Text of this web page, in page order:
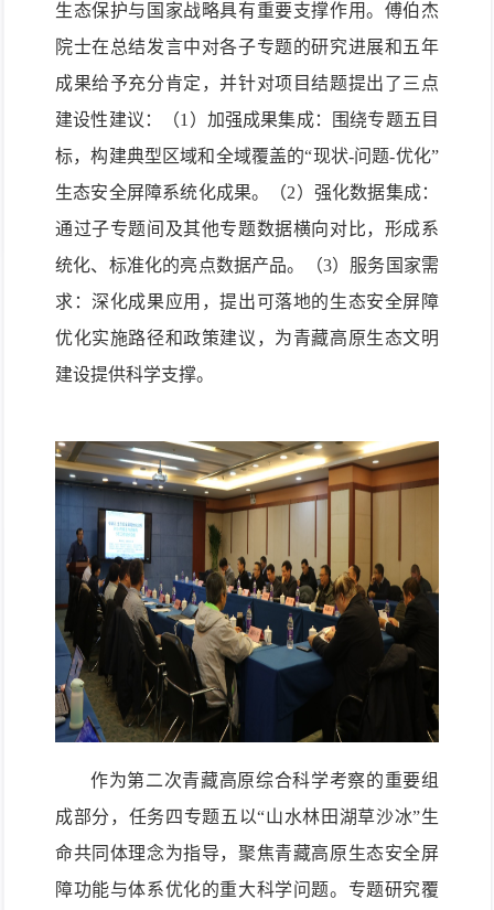
生态保护与国家战略具有重要支撑作用。傅伯杰
院士在总结发言中对各子专题的研究进展和五年
成果给予充分肯定，并针对项目结题提出了三点
建设性建议：（1）加强成果集成：围绕专题五目
标，构建典型区域和全域覆盖的“现状-问题-优化”
生态安全屏障系统化成果。
（2）强化数据集成：
通过子专题间及其他专题数据横向对比，形成系
统化、标准化的亮点数据产品。（3）服务国家需
求：深化成果应用，提出可落地的生态安全屏障
优化实施路径和政策建议，为青藏高原生态文明
建设提供科学支撑。
作为第二次青藏高原综合科学考察的重要组
成部分，任务四专题五以“山水林田湖草沙冰”生
命共同体理念为指导，聚焦青藏高原生态安全屏
障功能与体系优化的重大科学问题。专题研究覆